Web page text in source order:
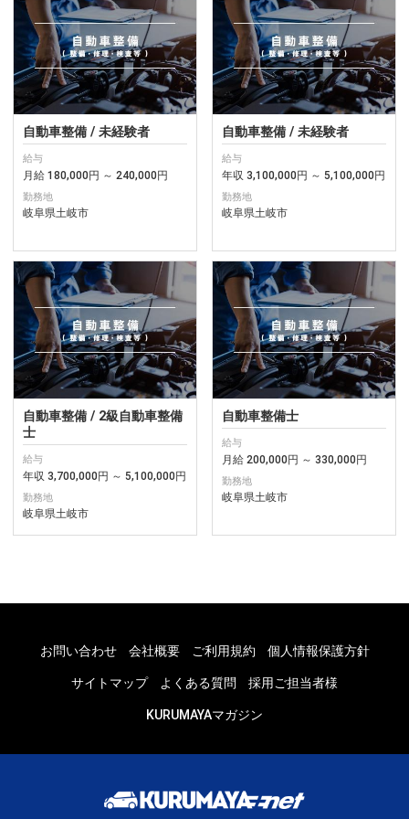
自動車整備 / 未経験者
給与
月給 180,000円 ～ 240,000円
勤務地
岐阜県土岐市
自動車整備 / 未経験者
給与
年収 3,100,000円 ～ 5,100,000円
勤務地
岐阜県土岐市
自動車整備 / 2級自動車整備
士
給与
年収 3,700,000円 ～ 5,100,000円
勤務地
岐阜県土岐市
自動車整備士
給与
月給 200,000円 ～ 330,000円
勤務地
岐阜県土岐市
お問い合わせ 会社概要 ご利用規約 個人情報保護方針
サイトマップ よくある質問 採用ご担当者様
KURUMAYAマガジン